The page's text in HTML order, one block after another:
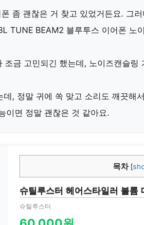
좀 괜찮은 거 찾고 있었거든요. 그
TUNE BEAM2 블루투스 이어폰 노
금 고민되긴 했는데, 노이즈캔슬링
데, 정말 귀에 쏙 맞고 소리도 깨끗해
이면 정말 괜찮은 것 같아요.
목차 [
슈틸루스터 헤어스타일러 볼륨
슈틸루스터